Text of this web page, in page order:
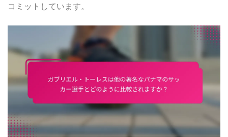
コミットしています。